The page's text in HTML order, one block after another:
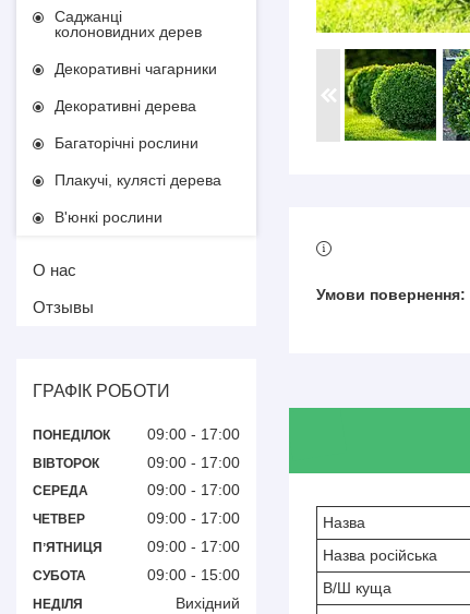
Назва
Назва російська
В/Ш куща
Саджанці
колоновидних дерев
Декоративні чагарники
Декоративні дерева
Багаторічні рослини
Плакучі, кулясті дерева
В'юнкі рослини
О нас
Отзывы
ГРАФІК РОБОТИ
ПОНЕДІЛОК 09:00 17:00
ВІВТОРОК 09:00 17:00
СЕРЕДА 09:00 17:00
ЧЕТВЕР 09:00 17:00
ПʼЯТНИЦЯ 09:00 17:00
СУБОТА 09:00 15:00
НЕДІЛЯ Вихідний